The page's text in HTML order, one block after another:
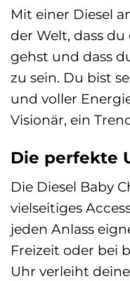
Mit einer Diesel
der Welt, dass
gehst und dass
zu sein. Du bist
und voller
Visionär, ein
Die perfekte
Die Diesel Baby
vielseitiges
jeden Anlass
Freizeit oder bei
Uhr verleiht